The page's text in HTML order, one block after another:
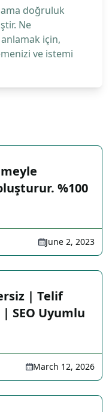
doğruluk
Ne
için,
ve istemi
%100
June 2, 2023
| Telif
SEO Uyumlu
March 12, 2026